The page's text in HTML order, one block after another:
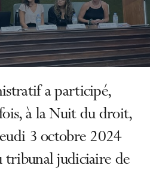
a participé,
à la Nuit du droit,
3 octobre 2024
tribunal judiciaire de